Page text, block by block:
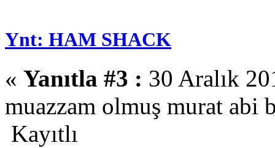
Ynt: HAM SHACK
« Yanıtla #3 : 30 Aralık
muazzam olmuş murat abi
Kayıtlı